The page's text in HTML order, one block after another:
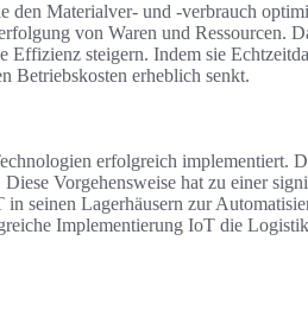
Materialver- und -verbrauch
von Waren und Ressourcen.
steigern. Indem sie
Betriebskosten erheblich senkt.
erfolgreich implementiert.
Vorgehensweise hat zu einer
seinen Lagerhäusern zur
Implementierung IoT die